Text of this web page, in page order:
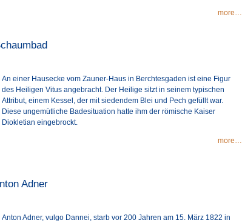
more…
An einer Hausecke vom Zauner-Haus in Berchtesgaden ist eine Figur
des Heiligen Vitus angebracht. Der Heilige sitzt in seinem typischen
Attribut, einem Kessel, der mit siedendem Blei und Pech gefüllt war.
Diese ungemütliche Badesituation hatte ihm der römische Kaiser
Diokletian eingebrockt.
more…
Adner
Anton Adner, vulgo Dannei, starb vor 200 Jahren am 15. März 1822 in